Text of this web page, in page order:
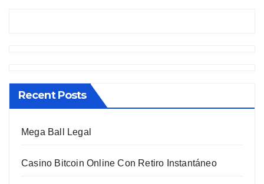
Recent Posts
Mega Ball Legal
Casino Bitcoin Online Con Retiro Instantáneo